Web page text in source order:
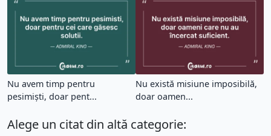
Nu avem timp pentru
pesimiști, doar pent...
Nu există misiune imposibilă,
doar oamen...
Alege un citat din altă categorie: